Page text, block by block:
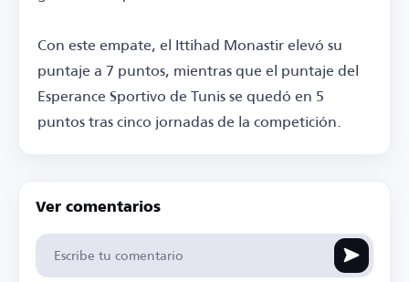
Con este empate, el Ittihad Monastir elevó su
puntaje a 7 puntos, mientras que el puntaje del
Esperance Sportivo de Tunis se quedó en 5
puntos tras cinco jornadas de la competición.
Ver comentarios